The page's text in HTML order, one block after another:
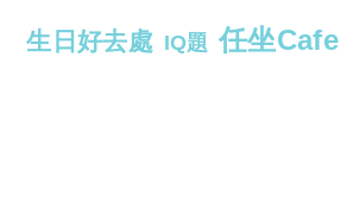
生日好去處 IQ題 任坐Cafe